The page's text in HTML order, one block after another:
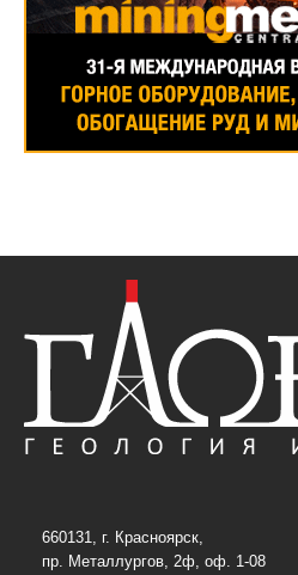
660131, г. Красноярск,
пр. Металлургов, 2ф, оф. 1-08